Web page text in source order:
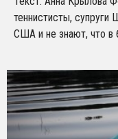
теннистисты,
США и не знают, что в